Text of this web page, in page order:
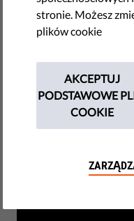
W przypadku kryzysu
specjalne uprawnienia w
niebezpieczeństwem.
koronawirusa, wiąże się
względu na osłabienie
by Eleanor Brooks
stronie. Możesz
plików cookie
AKCEPTUJ
PODSTAWOWE
COOKIE